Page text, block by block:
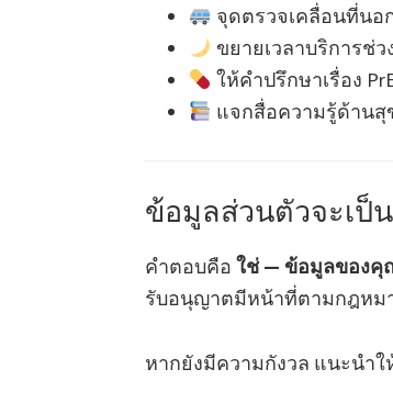
จุดตรวจเคลื่อนที่นอ
ขยายเวลาบริการช่
ให้คำปรึกษาเรื่อง
แจกสื่อความรู้ด้านสุ
ข้อมูลส่วนตัวจะเป็
คำตอบคือ ใช่ — ข้อมูลของคุ
รับอนุญาตมีหน้าที่ตามกฎหม
หากยังมีความกังวล แนะนำใ